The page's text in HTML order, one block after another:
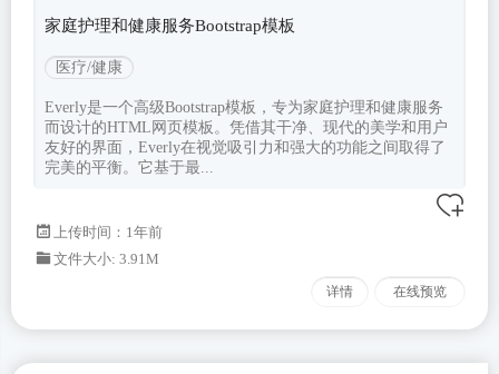
家庭护理和健康服务Bootstrap模板
医疗/健康
Everly是一个高级Bootstrap模板，专为家庭护理和健康服务
而设计的HTML网页模板。凭借其干净、现代的美学和用户
友好的界面，Everly在视觉吸引力和强大的功能之间取得了
完美的平衡。它基于最...
上传时间：1年前
文件大小: 3.91M
详情 在线预览